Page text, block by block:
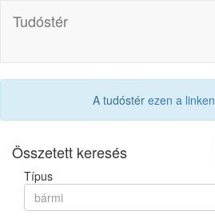
Tudóstér
A tudóstér ezen a linken
Összetett keresés
Típus
bármi